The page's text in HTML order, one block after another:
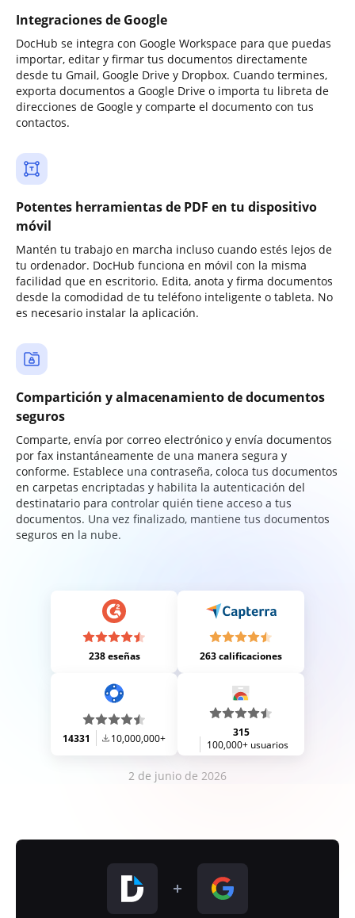
Integraciones de Google
DocHub se integra con Google Workspace para que puedas
importar, editar y firmar tus documentos directamente
desde tu Gmail, Google Drive y Dropbox. Cuando termines,
exporta documentos a Google Drive o importa tu libreta de
direcciones de Google y comparte el documento con tus
contactos.
Potentes herramientas de PDF en tu dispositivo
móvil
Mantén tu trabajo en marcha incluso cuando estés lejos de
tu ordenador. DocHub funciona en móvil con la misma
facilidad que en escritorio. Edita, anota y firma documentos
desde la comodidad de tu teléfono inteligente o tableta. No
es necesario instalar la aplicación.
Compartición y almacenamiento de documentos
seguros
Comparte, envía por correo electrónico y envía documentos
por fax instantáneamente de una manera segura y
conforme. Establece una contraseña, coloca tus documentos
en carpetas encriptadas y habilita la autenticación del
destinatario para controlar quién tiene acceso a tus
documentos. Una vez finalizado, mantiene tus documentos
seguros en la nube.
238 eseñas 263 calificaciones
14331 10,000,000+
315
100,000+ usuarios
2 de junio de 2026